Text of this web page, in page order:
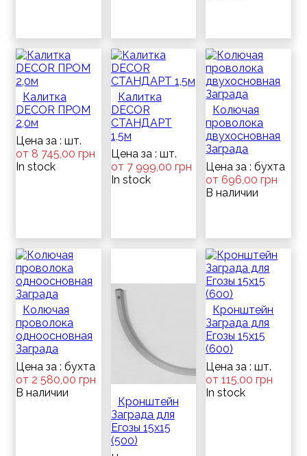
Калитка
DECOR ПРОМ
2,0м
Цена за : шт.
от 8 745,00 грн
In stock
Калитка
DECOR
СТАНДАРТ
1,5м
Цена за : шт.
от 7 999,00 грн
In stock
Колючая
проволока
двухосновная
Заграда
Цена за : бухта
от 696,00 грн
В наличии
Колючая
проволока
одноосновная
Заграда
Цена за : бухта
от 2 580,00 грн
В наличии
Кронштейн
Заграда для
Егозы 15х15
(500)
Кронштейн
Заграда для
Егозы 15х15
(600)
Цена за : шт.
от 115,00 грн
In stock